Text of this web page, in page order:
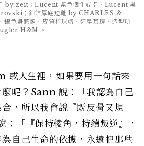
by zeit；Lucent 紫色個性戒指、Lucent 黑
；釦飾厚底短靴 by CHARLES &
色身體鏈、皮質棒球帽、造型耳環、造型項
H&M 。
人生裡，如果要用一句話來
麼呢？Sann 說：「我認為自己
，所以我會說『既反骨又規
「『保持稜角，持續叛逆』，
自己生命的依據，永遠把那些